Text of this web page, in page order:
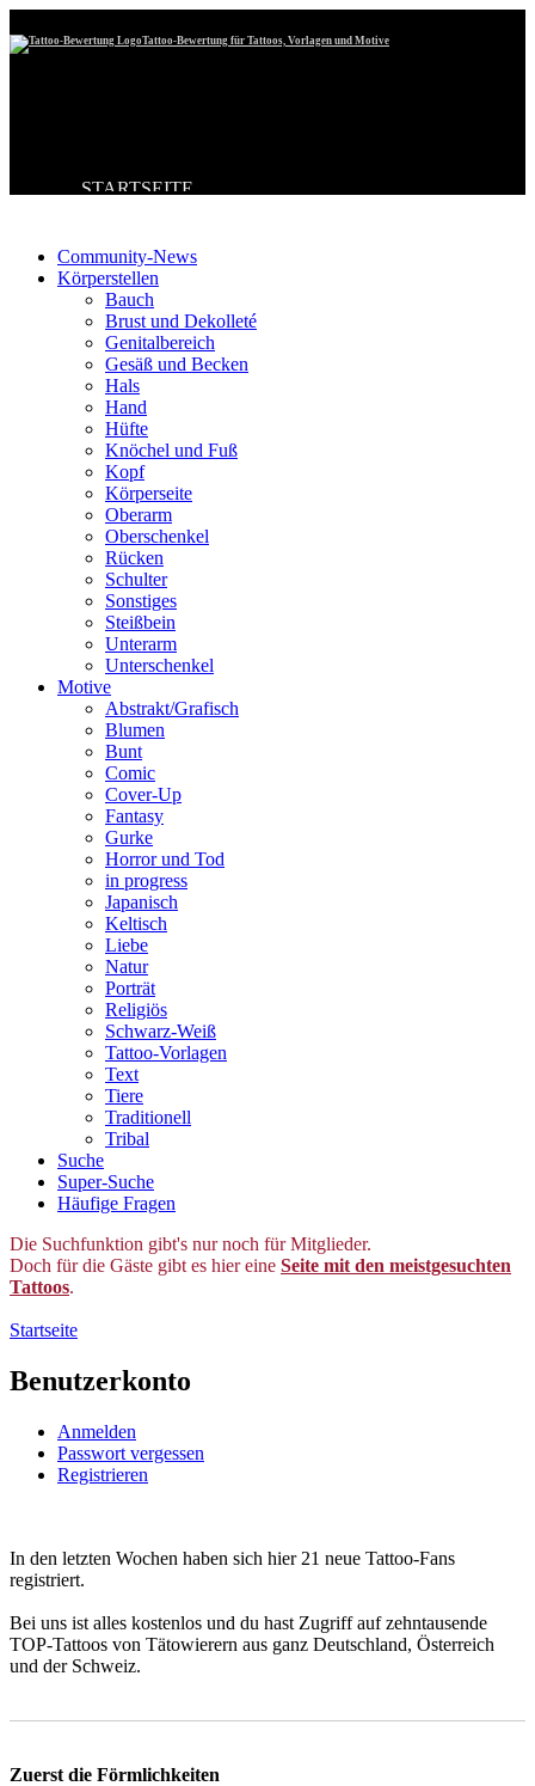
Tattoo-Bewertung für Tattoos, Vorlagen und Motive
STARTSEITE
NEUESTE TATTOOS
KOMMENTARE
FORUM
HILFE
Community-News
Körperstellen
Bauch
Brust und Dekolleté
Genitalbereich
Gesäß und Becken
Hals
Hand
Hüfte
Knöchel und Fuß
Kopf
Körperseite
Oberarm
Oberschenkel
Rücken
Schulter
Sonstiges
Steißbein
Unterarm
Unterschenkel
Motive
Abstrakt/Grafisch
Blumen
Bunt
Comic
Cover-Up
Fantasy
Gurke
Horror und Tod
in progress
Japanisch
Keltisch
Liebe
Natur
Porträt
Religiös
Schwarz-Weiß
Tattoo-Vorlagen
Text
Tiere
Traditionell
Tribal
Suche
Super-Suche
Häufige Fragen
Die Suchfunktion gibt's nur noch für Mitglieder.
Doch für die Gäste gibt es hier eine Seite mit den meistgesuchten
Tattoos.
Startseite
Benutzerkonto
Anmelden
Passwort vergessen
Registrieren
In den letzten Wochen haben sich hier 21 neue Tattoo-Fans
registriert.
Bei uns ist alles kostenlos und du hast Zugriff auf zehntausende
TOP-Tattoos von Tätowierern aus ganz Deutschland, Österreich
und der Schweiz.
Zuerst die Förmlichkeiten